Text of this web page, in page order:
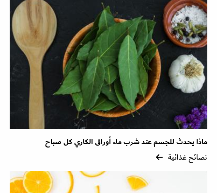
ماذا يحدث للجسم عند شرب ماء أوراق الكاري كل صباح
نصائح غذائية